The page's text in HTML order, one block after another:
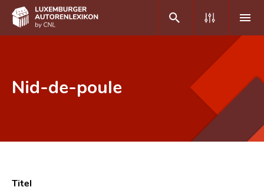
Häufige Fragen und Antworten
Nid-de-poule
Titel